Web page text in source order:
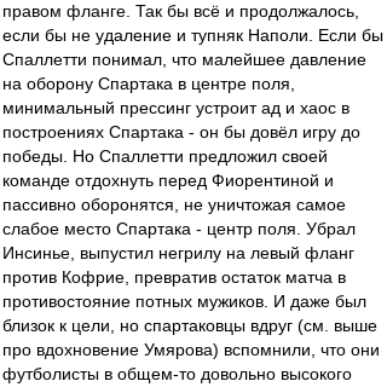
правом фланге. Так бы всё и продолжалось,
если бы не удаление и тупняк Наполи. Если бы
Спаллетти понимал, что малейшее давление
на оборону Спартака в центре поля,
минимальный прессинг устроит ад и хаос в
построениях Спартака - он бы довёл игру до
победы. Но Спаллетти предложил своей
команде отдохнуть перед Фиорентиной и
пассивно оборонятся, не уничтожая самое
слабое место Спартака - центр поля. Убрал
Инсинье, выпустил негрилу на левый фланг
против Кофрие, превратив остаток матча в
противостояние потных мужиков. И даже был
близок к цели, но спартаковцы вдруг (см. выше
про вдохновение Умярова) вспомнили, что они
футболисты в общем-то довольно высокого